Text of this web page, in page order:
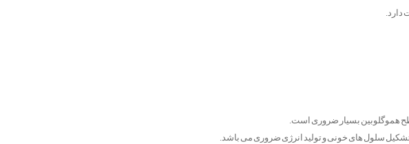
هموگلوبین بسیار ضروری است.